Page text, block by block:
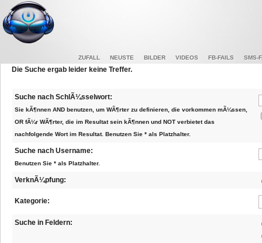
ZUFALL NEUSTE BILDER VIDEOS FB-FAILS SMS-
Die Suche ergab leider keine Treffer.
Suche nach SchlÃ¼sselwort:
Sie kÃ¶nnen AND benutzen, um WÃ¶rter zu definieren, die vorkommen mÃ¼ssen,
OR fÃ¼r WÃ¶rter, die im Resultat sein kÃ¶nnen und NOT verbietet das
nachfolgende Wort im Resultat. Benutzen Sie * als Platzhalter.
Suche nach Username:
Benutzen Sie * als Platzhalter.
VerknÃ¼pfung:
Kategorie:
Suche in Feldern: